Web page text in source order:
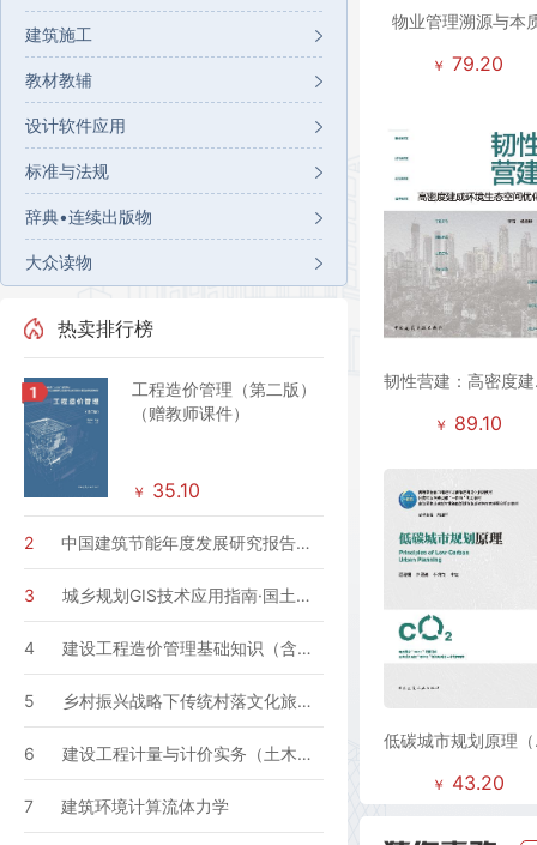
建筑施工
教材教辅
设计软件应用
标准与法规
辞典•连续出版物
大众读物
热卖排行榜
工程造价管理（第二版）
（赠教师课件）
￥ 35.10
2
2022（公共建筑专题）
3
间规划编制和双评价（含配套资源）
4
值服务）
5
设计
6
筑工程）（含增值服务）
7 建筑环境计算流体力学
物业管理溯源与本
￥ 79.20
韧性营建：高密度
￥ 89.10
低碳城市规划原理
￥ 43.20